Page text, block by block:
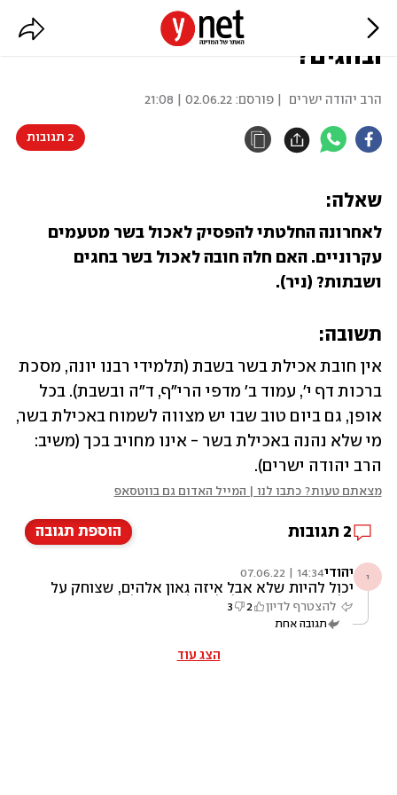
האם חלה חובה לאכול בשר בשבתות
ובחגים?
הרב יהודה ישרים | פורסם: 02.06.22 | 21:08
2 תגובות
שאלה:
ושבתות? (ניר).
תשובה:
הרב יהודה ישרים).
מצאתם טעות? כתבו לנו | המייל האדום גם בווטסאפ
הוספת תגובה 2 תגובות
י יהודי14:34 | 07.06.22
יכול להיות שלא אבל איזה גאון אלהים, שצוחק על
כל הטבעונים, שיוכלו להשלים את כל הוויטמינים
אישית, נושא זה קרוב לליבי, בלי בשר אדום פה
להצטרף לדיון 2
3
תגובה אחת
הצג עוד